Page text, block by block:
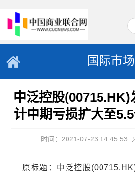
国际市场
中泛控股(00715.HK)
计中期亏损扩大至
时间：2021-07-23 14:45:53
原标题：中泛控股